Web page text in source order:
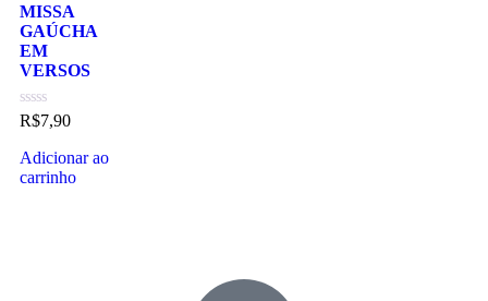
MISSA
GAÚCHA
EM
VERSOS
Avaliação
5
R$7,90
Adicionar ao
carrinho